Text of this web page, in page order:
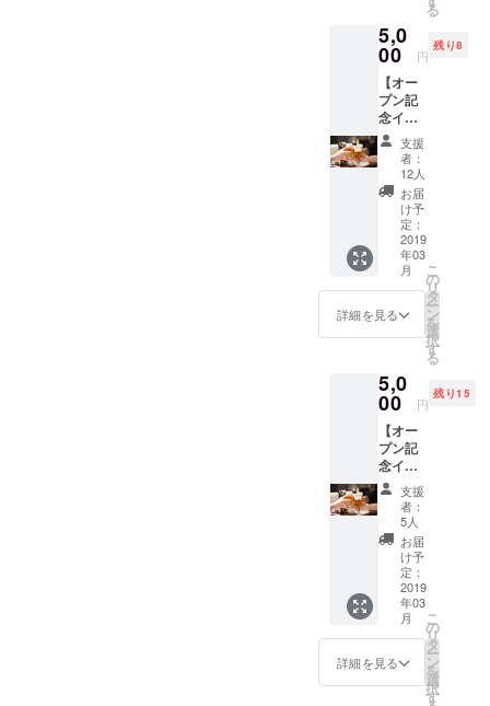
す！ 配
送につ
いて：
住所・
電話番
号・お
名前、T
シャツ
のサイ
ズをお
しらせ
くださ
い。
「備考
欄にご
記載く
ださ
る
5,0
00 円
残り8
【オー
プン記
念イベ
ント参
加権利
(2時間
飲み放
題付
き)】
オープ
ン記念
イベン
トに参
加でき
る権利
(限定20
1日
（金）
20時〜
22時。
※2時間
飲み放
題です
(食べ物
はご用
意して
おりま
せん) ※
食事の
お持込
は自由
です。
※入場の
支援
者：
12人
お届
け予
定：
2019
年03
月
詳細を見る
こ
の
リ
タ
ー
ン
を
選
択
す
る
5,0
00 円
残り15
【オー
プン記
念イベ
ント参
加権利
(2時間
飲み放
題付
き)】
オープ
ン記念
イベン
トに参
加でき
る権利
(限定20
支援
者：
5人
お届
け予
定：
2019
年03
月
詳細を見る
こ
の
リ
タ
ー
ン
を
選
択
す